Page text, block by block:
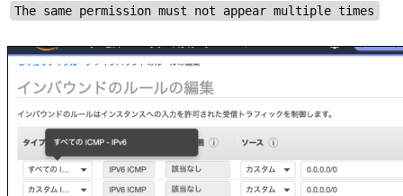
The same permission must not appear multiple times